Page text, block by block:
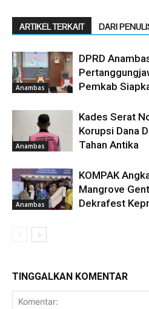
ARTIKEL TERKAIT DARI
Anambas
DPRD
Pemkab
Anambas
Kades Serat
Korupsi Dana
Tahan Antika
Anambas
KOMPAK
Mangrove
Dekrafest
TINGGALKAN KOMENTAR